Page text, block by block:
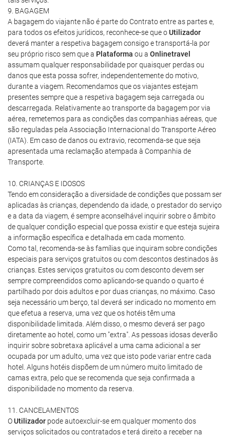
9. BAGAGEM
A bagagem do viajante não é parte do Contrato entre as partes e,
para todos os efeitos jurídicos, reconhece-se que oUtilizador
deverá manter a respetiva bagagem consigo e transportá-la por
seu próprio risco sem que a Plataforma ou a Onlinetravel
assumam qualquer responsabilidade por quaisquer perdas ou
danos que esta possa sofrer, independentemente do motivo,
durante a viagem. Recomendamos que os viajantes estejam
presentes sempre que a respetiva bagagem seja carregada ou
descarregada. Relativamente ao transporte da bagagem por via
aérea, remetemos para as condições das companhias aéreas, que
são reguladas pela Associação Internacional do Transporte Aéreo
(IATA). Em caso de danos ou extravio, recomenda-se que seja
apresentada uma reclamação atempada à Companhia de
Transporte.
10. CRIANÇAS E IDOSOS
Tendo em consideração a diversidade de condições que possam ser
aplicadas às crianças, dependendo da idade, o prestador do serviço
e a data da viagem, é sempre aconselhável inquirir sobre o âmbito
de qualquer condição especial que possa existir e que esteja sujeira
a informação específica e detalhada em cada momento.
Como tal, recomenda-se às famílias que inquiram sobre condições
especiais para serviços gratuitos ou com descontos destinados às
crianças. Estes serviços gratuitos ou com desconto devem ser
sempre compreendidos como aplicando-se quando o quarto é
partilhado por dois adultos e por duas crianças, no máximo. Caso
seja necessário um berço, tal deverá ser indicado no momento em
que efetua a reserva, uma vez que os hotéis têm uma
disponibilidade limitada. Além disso, o mesmo deverá ser pago
diretamente ao hotel, como um "extra". As pessoas idosas deverão
inquirir sobre sobretaxa aplicável a uma cama adicional a ser
ocupada por um adulto, uma vez que isto pode variar entre cada
hotel. Alguns hotéis dispõem de um número muito limitado de
camas extra, pelo que se recomenda que seja confirmada a
disponibilidade no momento da reserva.
11. CANCELAMENTOS
OUtilizador pode autoexcluir-se em qualquer momento dos
serviços solicitados ou contratados e terá direito a receber na